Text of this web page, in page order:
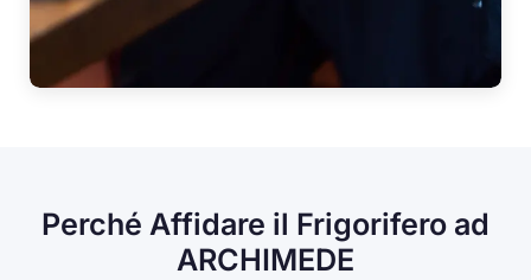
Perché Affidare il Frigorifero ad
ARCHIMEDE